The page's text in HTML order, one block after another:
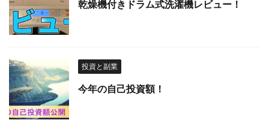
乾燥機付きドラム式洗濯機レビュー！
投資と副業
今年の自己投資額！